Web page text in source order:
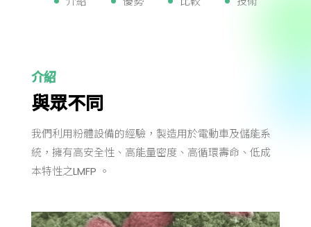
介紹
與眾不同
我們利用粉體設備的經驗，製造用於電動車及儲能系
統，擁有高安全性、高能量密度、高循環壽命、低成
本特性之LMFP 。